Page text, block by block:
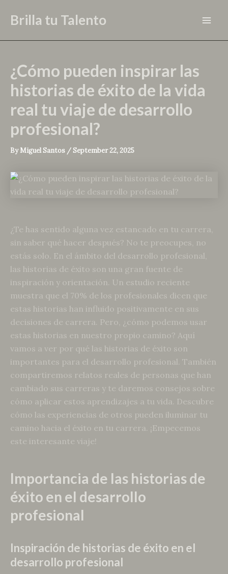
Brilla tu Talento
¿Cómo pueden inspirar las
historias de éxito de la vida
real tu viaje de desarrollo
profesional?
ByMiguel Santos / September 22, 2025
¿Te has sentido alguna vez estancado en tu carrera,
sin saber qué hacer después? No te preocupes, no
estás solo. En el ámbito del desarrollo profesional,
las historias de éxito son una gran fuente de
inspiración y orientación. Un estudio reciente
muestra que el 70% de los profesionales dicen que
estas historias han influido positivamente en sus
decisiones de carrera. Pero, ¿cómo podemos usar
estas historias en nuestro propio camino? Aquí
vamos a ver por qué las historias de éxito son
importantes para el desarrollo profesional. También
compartiremos relatos reales de personas que han
cambiado sus carreras y te daremos consejos sobre
cómo aplicar estos aprendizajes a tu vida. Descubre
cómo las experiencias de otros pueden iluminar tu
camino hacia el éxito en tu carrera. ¡Empecemos
este interesante viaje!
Importancia de las historias de
éxito en el desarrollo
profesional
Inspiración de historias de éxito en el
desarrollo profesional